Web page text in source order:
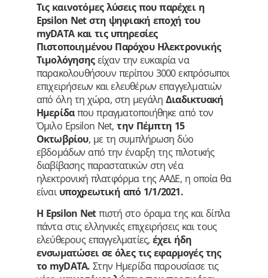
Τις καινοτόμες λύσεις που παρέχει η
Epsilon Net στη ψηφιακή εποχή του
myDATA και τις υπηρεσίες
Πιστοποιημένου Παρόχου Ηλεκτρονικής
Τιμολόγησηςείχαν την ευκαιρία να
παρακολουθήσουν περίπου 3000 εκπρόσωποι
επιχειρήσεων και ελευθέρων επαγγελματιών
από όλη τη χώρα, στη μεγάλη Διαδικτυακή
Ημερίδαπου πραγματοποιήθηκε από τον
Όμιλο Epsilon Net,την Πέμπτη 15
Οκτωβρίου, με τη συμπλήρωση δύο
εβδομάδων από την έναρξη της πιλοτικής
διαβίβασης παραστατικών στη νέα
ηλεκτρονική πλατφόρμα της ΑΑΔΕ, η οποία θα
είναιυποχρεωτική από 1/1/2021.
Η Epsilon Netπιστή στο όραμα της και δίπλα
πάντα στις ελληνικές επιχειρήσεις και τους
ελεύθερους επαγγελματίες,έχει ήδη
ενσωματώσει σε όλες τις εφαρμογές της
το myDATA. Στην Ημερίδα παρουσίασε τις